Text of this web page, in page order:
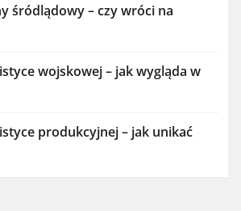
śródlądowy – czy wróci na
wojskowej – jak wygląda w
produkcyjnej – jak unikać